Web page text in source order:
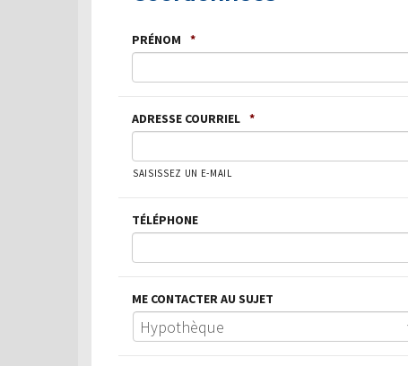
PRÉNOM *
ADRESSE COURRIEL *
SAISISSEZ UN E-MAIL
TÉLÉPHONE
ME CONTACTER AU SUJET